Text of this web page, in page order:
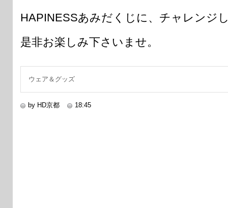
HAPINESSあみだくじに、チャレンジ
是非お楽しみ下さいませ。
ウェア＆グッズ
by HD京都 18:45